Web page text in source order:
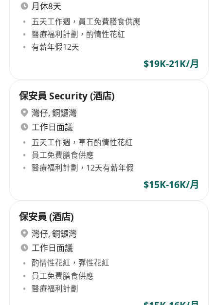
月休8天
五天工作週，員工免費膳食供應
醫療福利計劃，酌情性花紅
有薪年假12天
$19K-21K/月
保安員 Security (酒店)
灣仔, 銅鑼灣
工作日面議
五天工作週，享有酌情性花紅
員工免費膳食供應
醫療福利計劃，12天有薪年假
$15K-16K/月
保安員 (酒店)
灣仔, 銅鑼灣
工作日面議
酌情性花紅，彈性花紅
員工免費膳食供應
醫療福利計劃